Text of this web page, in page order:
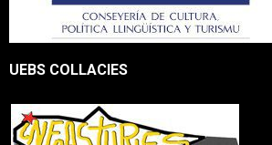
UEBS COLLACIES